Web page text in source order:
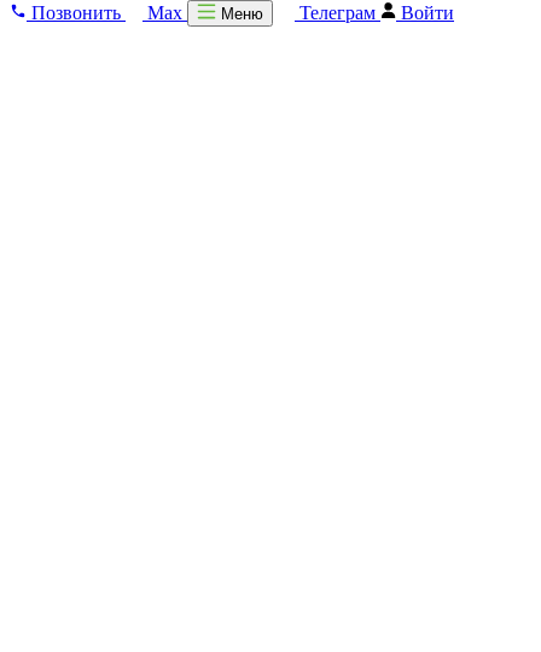
Позвонить
Max Меню Телеграм Войти